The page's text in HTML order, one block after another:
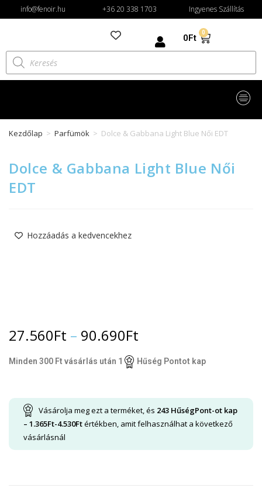
info@fenoir.hu +36 20 338 1703 Ingyenes Szállítás
0Ft 0
Kezdőlap > Parfümök > Dolce & Gabbana Light Blue Női EDT
Dolce & Gabbana Light Blue Női
EDT
Hozzáadás a kedvencekhez
27.560Ft – 90.690Ft
Minden 300 Ft vásárlás után 1 Hűség Pontot kap
Vásárolja meg ezt a terméket, és 243 HűségPont-ot kap
– 1.365Ft-4.530Ftértékben, amit felhasználhat a következő
vásárlásnál